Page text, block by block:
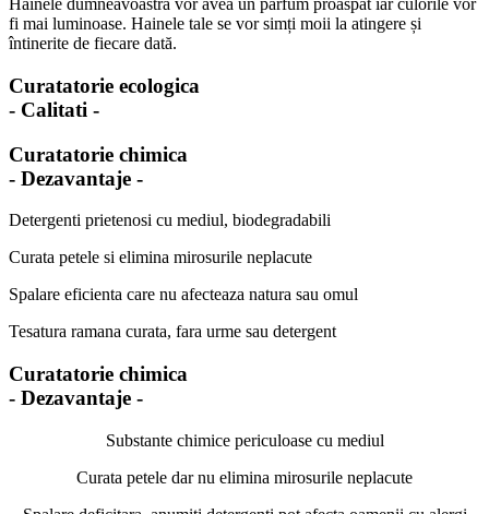
Hainele dumneavoastra vor avea un parfum proaspat iar culorile vor
fi mai luminoase. Hainele tale se vor simți moii la atingere și
întinerite de fiecare dată.
Curatatorie ecologica
- Calitati -
Curatatorie chimica
- Dezavantaje -
Detergenti prietenosi cu mediul, biodegradabili
Curata petele si elimina mirosurile neplacute
Spalare eficienta care nu afecteaza natura sau omul
Tesatura ramana curata, fara urme sau detergent
Curatatorie chimica
- Dezavantaje -
Substante chimice periculoase cu mediul
Curata petele dar nu elimina mirosurile neplacute